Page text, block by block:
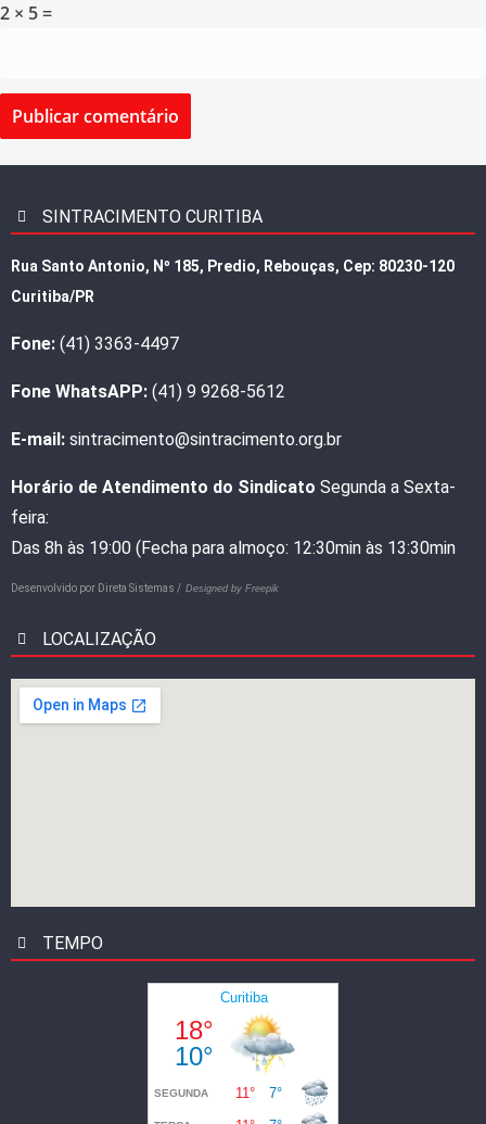
2 × 5 =
SINTRACIMENTO CURITIBA
Rua Santo Antonio, Nº 185, Predio, Rebouças, Cep: 80230-120
Curitiba/PR
Fone: (41) 3363-4497
Fone WhatsAPP: (41) 9 9268-5612
E-mail: sintracimento@sintracimento.org.br
Horário de Atendimento do Sindicato Segunda a Sexta-
feira:
Das 8h às 19:00 (Fecha para almoço: 12:30min às 13:30min
Desenvolvido por Direta Sistemas / Designed by Freepik
LOCALIZAÇÃO
TEMPO